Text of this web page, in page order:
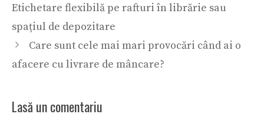
Etichetare flexibilă pe rafturi în librărie sau
spațiul de depozitare
Care sunt cele mai mari provocări când ai o
afacere cu livrare de mâncare?
Lasă un comentariu